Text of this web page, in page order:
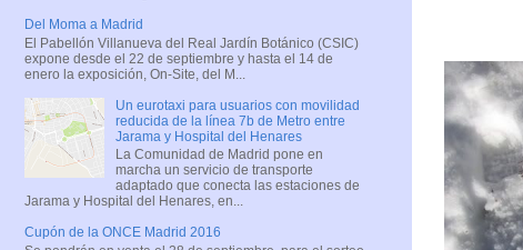
Del Moma a Madrid
El Pabellón Villanueva del Real Jardín Botánico (CSIC)
expone desde el 22 de septiembre y hasta el 14 de
enero la exposición, On-Site, del M...
Un eurotaxi para usuarios con movilidad
reducida de la línea 7b de Metro entre
Jarama y Hospital del Henares
La Comunidad de Madrid pone en
marcha un servicio de transporte
adaptado que conecta las estaciones de
Jarama y Hospital del Henares, en...
Cupón de la ONCE Madrid 2016